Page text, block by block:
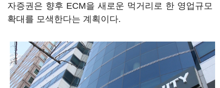
자증권은 향후 ECM을 새로운 먹거리로 한 영업규모
확대를 모색한다는 계획이다.